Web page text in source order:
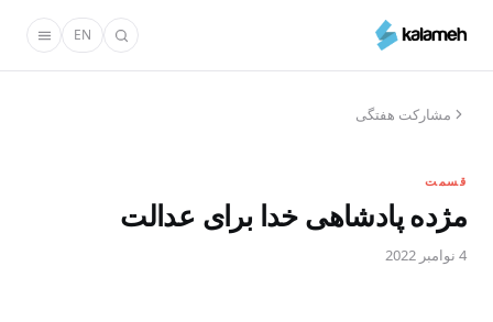
محتوای
EN
مشارکت هفتگی
قسمت
مژده پادشاهی خدا برای عدالت
4 نوامبر 2022